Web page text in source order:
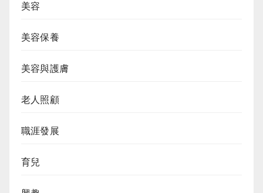
美容
美容保養
美容與護膚
老人照顧
職涯發展
育兒